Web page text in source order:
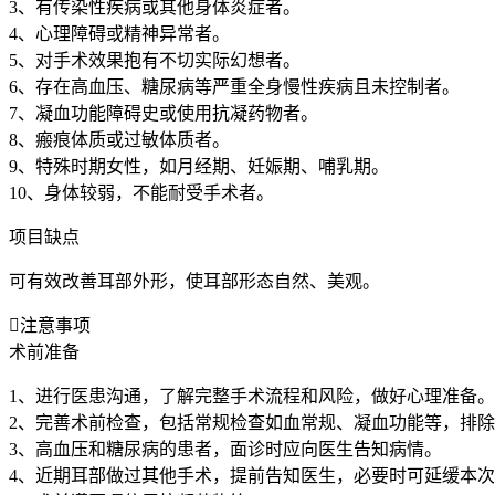
3、有传染性疾病或其他身体炎症者。
4、心理障碍或精神异常者。
5、对手术效果抱有不切实际幻想者。
6、存在高血压、糖尿病等严重全身慢性疾病且未控制者。
7、凝血功能障碍史或使用抗凝药物者。
8、瘢痕体质或过敏体质者。
9、特殊时期女性，如月经期、妊娠期、哺乳期。
10、身体较弱，不能耐受手术者。
项目缺点
可有效改善耳部外形，使耳部形态自然、美观。
注意事项
术前准备
1、进行医患沟通，了解完整手术流程和风险，做好心理准备。
2、完善术前检查，包括常规检查如血常规、凝血功能等，排除
3、高血压和糖尿病的患者，面诊时应向医生告知病情。
4、近期耳部做过其他手术，提前告知医生，必要时可延缓本次